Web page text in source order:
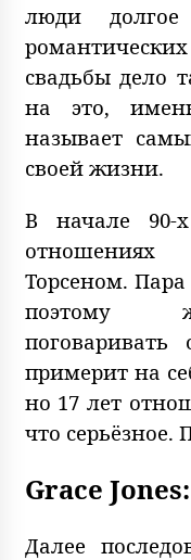
люди
свадьбы дело
на это,
называет
своей жизни.
В начале 90-
Торсеном.
поэтому
примерит на
но 17 лет
что серьёзное.
Grace
Далее